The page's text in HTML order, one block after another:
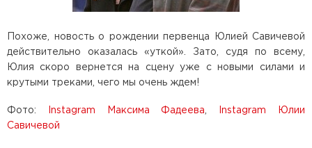
Похоже, новость о рождении первенца Юлией Савичевой
действительно оказалась «уткой». Зато, судя по всему,
Юлия скоро вернется на сцену уже с новыми силами и
крутыми треками, чего мы очень ждем!
Фото: Instagram Максима Фадеева
Instagram Юлии
Савичевой